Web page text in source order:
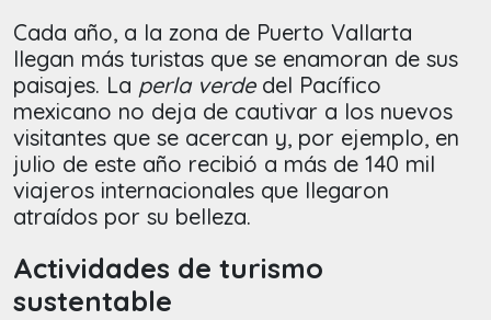
Cada año, a la zona de Puerto Vallarta
llegan más turistas que se enamoran de sus
paisajes. La perla verde del Pacífico
mexicano no deja de cautivar a los nuevos
visitantes que se acercan y, por ejemplo, en
julio de este año recibió a más de 140 mil
viajeros internacionales que llegaron
atraídos por su belleza.
Actividades de turismo
sustentable